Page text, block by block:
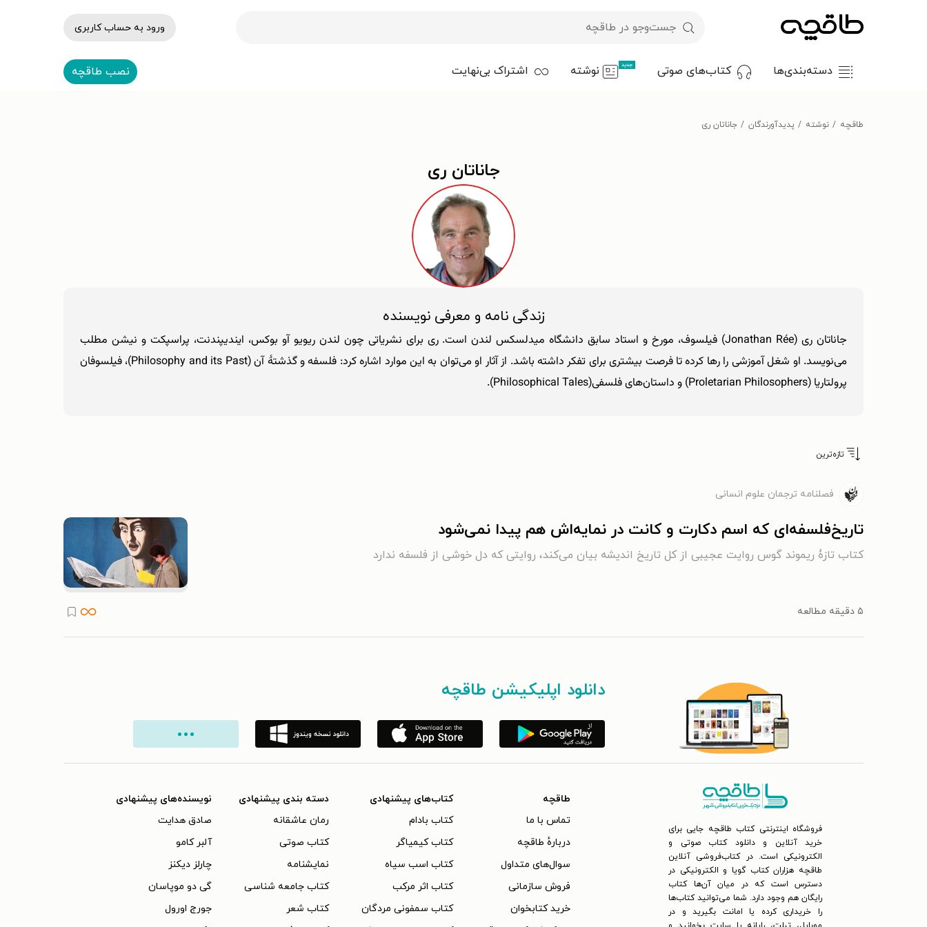
ورود به حساب کاربری
دسته‌بندی‌ها کتاب‌های صوتی جدید نوشته اشتراک بی‌نهایت نصب طاقچه
طاقچه نوشته پدیدآورندگان جاناتان ری
جاناتان ری
زندگی نامه و معرفی نویسنده
جاناتان ری (Jonathan Rée) فیلسوف، مورخ و استاد سابق دانشگاه میدلسکس لندن است. ری برای نشریاتی چون لندن ریویو آو بوکس، ایندیپندنت، پراسپکت و نیشن مطلب
می‌نویسد. او شغل آموزشی را رها کرده تا فرصت بیشتری برای تفکر داشته باشد. از آثار او می‌توان به این موارد اشاره کرد: فلسفه و گذشتۀ آن (Philosophy and its Past)، فیلسوفان
پرولتاریا (Proletarian Philosophers) و داستان‌های فلسفی(Philosophical Tales).
تازه‌ترین
فصلنامه ترجمان علوم انسانی
تاریخ‌فلسفه‌ای که اسم دکارت و کانت در نمایه‌اش هم پیدا نمی‌شود
کتاب تازۀ ریموند گوس روایت عجیبی از کل تاریخ اندیشه بیان می‌کند، روایتی که دل خوشی از فلسفه ندارد
۵ دقیقه مطالعه
دانلود اپلیکیشن طاقچه
فروشگاه اینترنتی کتاب طاقچه جایی برای
خرید آنلاین و دانلود کتاب صوتی و
الکترونیکی است. در کتاب‌فروشی آنلاین
طاقچه هزاران کتاب گویا و الکترونیکی در
دسترس است که در میان آن‌ها کتاب
رایگان هم وجود دارد. شما می‌توانید کتاب‌ها
را خریداری کرده یا امانت بگیرید و در
طاقچه
تماس با ما
دربارهٔ طاقچه
سوال‌های متداول
فروش سازمانی
خرید کتابخوان
کتاب‌های پیشنهادی
کتاب بادام
کتاب کیمیاگر
کتاب اسب سیاه
کتاب اثر مرکب
کتاب سمفونی مردگان
دسته بندی پیشنهادی
رمان عاشقانه
کتاب‌ صوتی
نمایشنامه
کتاب جامعه شناسی
کتاب شعر
نویسنده‌های پیشنهادی
صادق هدایت
آلبر کامو
چارلز دیکنز
گی دو موپاسان
جورج اورول